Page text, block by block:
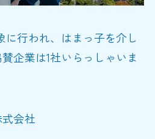
に行われ、はまっ子を介し
企業は1社いらっしゃいま
会社